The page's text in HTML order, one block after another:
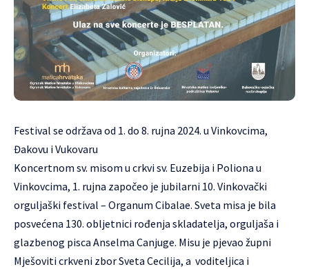
Festival se održava od 1. do 8. rujna 2024. u Vinkovcima,
Đakovu i Vukovaru
Koncertnom sv. misom u crkvi sv. Euzebija i Poliona u
Vinkovcima, 1. rujna započeo je jubilarni 10. Vinkovački
orguljaški festival – Organum Cibalae. Sveta misa je bila
posvećena 130. obljetnici rođenja skladatelja, orguljaša i
glazbenog pisca Anselma Canjuge. Misu je pjevao župni
Mješoviti crkveni zbor Sveta Cecilija, a voditeljica i